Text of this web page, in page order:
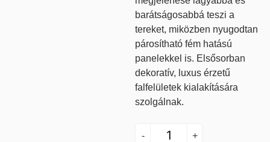
barátságosabbá teszi a
tereket, miközben nyugodtan
párosítható fém hatású
panelekkel is. Elsősorban
dekoratív, luxus érzetű
falfelületek kialakítására
szolgálnak.
- +